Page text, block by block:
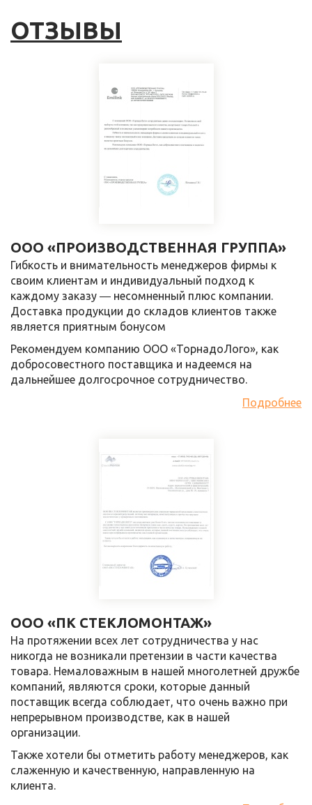
ОТЗЫВЫ
ООО «ПРОИЗВОДСТВЕННАЯ ГРУППА»
Гибкость и внимательность менеджеров фирмы к
своим клиентам и индивидуальный подход к
каждому заказу ― несомненный плюс компании.
Доставка продукции до складов клиентов также
является приятным бонусом
Рекомендуем компанию ООО «ТорнадоЛого», как
добросовестного поставщика и надеемся на
дальнейшее долгосрочное сотрудничество.
Подробнее
ООО «ПК СТЕКЛОМОНТАЖ»
На протяжении всех лет сотрудничества у нас
никогда не возникали претензии в части качества
товара. Немаловажным в нашей многолетней дружбе
компаний, являются сроки, которые данный
поставщик всегда соблюдает, что очень важно при
непрерывном производстве, как в нашей
организации.
Также хотели бы отметить работу менеджеров, как
слаженную и качественную, направленную на
клиента.